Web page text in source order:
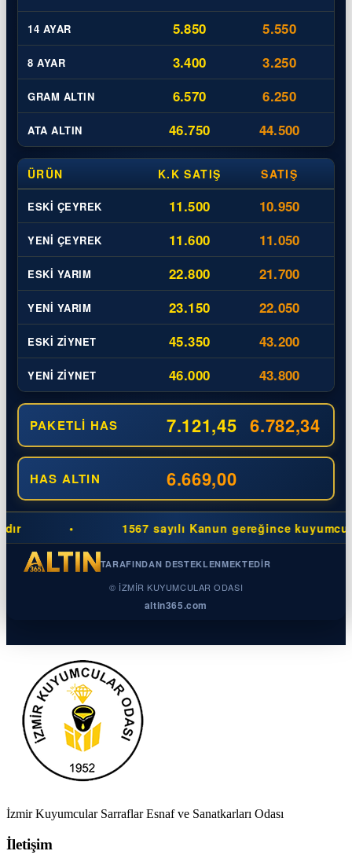
14 AYAR 5.850 5.550
8 AYAR 3.400 3.250
GRAM ALTIN 6.570 6.250
ATA ALTIN 46.750 44.500
ÜRÜN K.K SATIŞ SATIŞ
ESKI ÇEYREK 11.500 10.950
YENI ÇEYREK 11.600 11.050
ESKI YARIM 22.800 21.700
YENI YARIM 23.150 22.050
ESKI ZIYNET 45.350 43.200
YENI ZIYNET 46.000 43.800
PAKETLI HAS 7.121,45 6.782,34
HAS ALTIN 6.669,00
1567 sayılı Kanun gereğince
TARAFINDAN DESTEKLENMEKTEDIR
© İZMIR KUYUMCULAR ODASI
altin365.com
İzmir Kuyumcular Sarraflar Esnaf ve Sanatkarları Odası
İletişim